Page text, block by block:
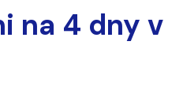
na 4 dny v